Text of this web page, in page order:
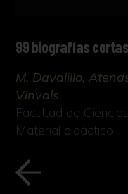
99 biografías
M. Davalillo,
Vinvals
Facultad de
Material didáctico